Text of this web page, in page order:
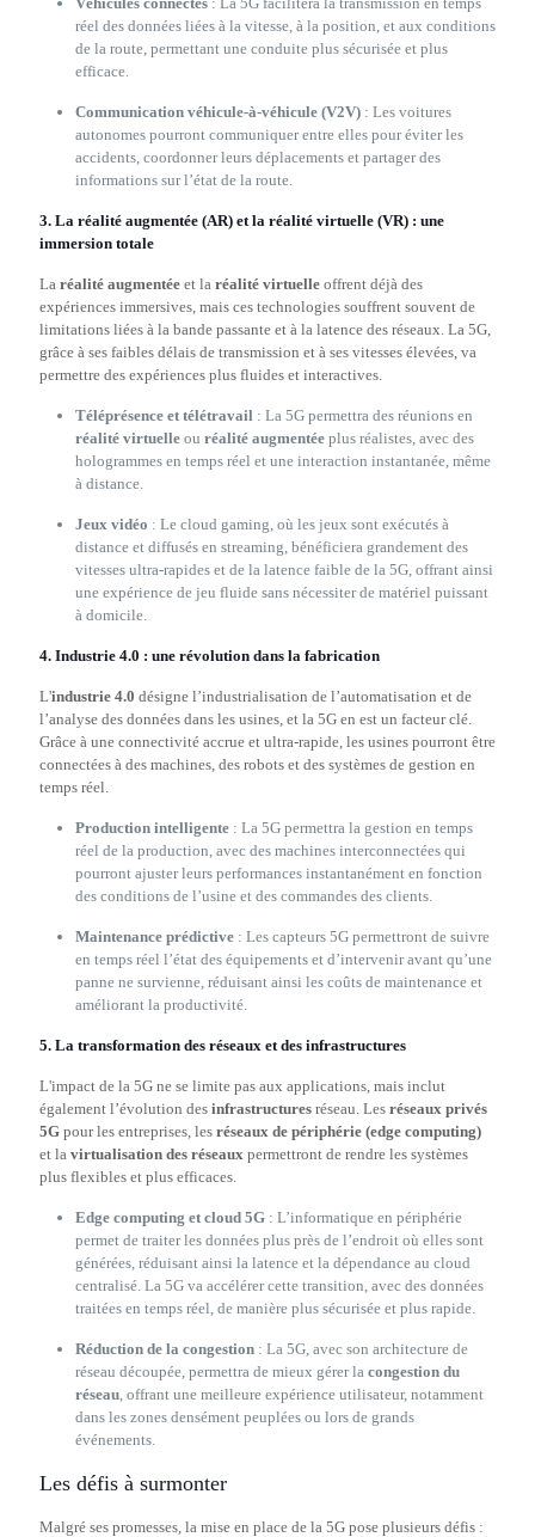
réel des données liées à la vitesse, à la position, et aux conditions
de la route, permettant une conduite plus sécurisée et plus
efficace.
Communication véhicule-à-véhicule (V2V) : Les voitures
autonomes pourront communiquer entre elles pour éviter les
accidents, coordonner leurs déplacements et partager des
informations sur l’état de la route.
3. La réalité augmentée (AR) et la réalité virtuelle (VR) : une
immersion totale
La réalité augmentée et la réalité virtuelle offrent déjà des
expériences immersives, mais ces technologies souffrent souvent de
limitations liées à la bande passante et à la latence des réseaux. La 5G,
grâce à ses faibles délais de transmission et à ses vitesses élevées, va
permettre des expériences plus fluides et interactives.
Téléprésence et télétravail : La 5G permettra des réunions en
réalité virtuelle ou réalité augmentée plus réalistes, avec des
hologrammes en temps réel et une interaction instantanée, même
à distance.
Jeux vidéo : Le cloud gaming, où les jeux sont exécutés à
distance et diffusés en streaming, bénéficiera grandement des
vitesses ultra-rapides et de la latence faible de la 5G, offrant ainsi
une expérience de jeu fluide sans nécessiter de matériel puissant
à domicile.
4. Industrie 4.0 : une révolution dans la fabrication
L'industrie 4.0 désigne l’industrialisation de l’automatisation et de
l’analyse des données dans les usines, et la 5G en est un facteur clé.
Grâce à une connectivité accrue et ultra-rapide, les usines pourront être
connectées à des machines, des robots et des systèmes de gestion en
temps réel.
Production intelligente : La 5G permettra la gestion en temps
réel de la production, avec des machines interconnectées qui
pourront ajuster leurs performances instantanément en fonction
des conditions de l’usine et des commandes des clients.
Maintenance prédictive : Les capteurs 5G permettront de suivre
en temps réel l’état des équipements et d’intervenir avant qu’une
panne ne survienne, réduisant ainsi les coûts de maintenance et
améliorant la productivité.
5. La transformation des réseaux et des infrastructures
L'impact de la 5G ne se limite pas aux applications, mais inclut
également l’évolution des infrastructures réseau. Les réseaux privés
5G pour les entreprises, les réseaux de périphérie (edge computing)
et la virtualisation des réseaux permettront de rendre les systèmes
plus flexibles et plus efficaces.
Edge computing et cloud 5G : L’informatique en périphérie
permet de traiter les données plus près de l’endroit où elles sont
générées, réduisant ainsi la latence et la dépendance au cloud
centralisé. La 5G va accélérer cette transition, avec des données
traitées en temps réel, de manière plus sécurisée et plus rapide.
Réduction de la congestion : La 5G, avec son architecture de
réseau découpée, permettra de mieux gérer la congestion du
réseau, offrant une meilleure expérience utilisateur, notamment
dans les zones densément peuplées ou lors de grands
événements.
Les défis à surmonter
Malgré ses promesses, la mise en place de la 5G pose plusieurs défis :